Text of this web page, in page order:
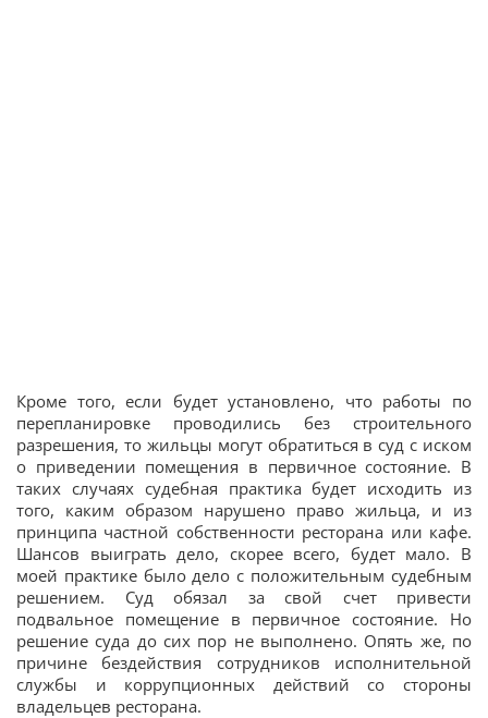
Кроме того, если будет установлено, что работы по
перепланировке проводились без строительного
разрешения, то жильцы могут обратиться в суд с иском
о приведении помещения в первичное состояние. В
таких случаях судебная практика будет исходить из
того, каким образом нарушено право жильца, и из
принципа частной собственности ресторана или кафе.
Шансов выиграть дело, скорее всего, будет мало. В
моей практике было дело с положительным судебным
решением. Суд обязал за свой счет привести
подвальное помещение в первичное состояние. Но
решение суда до сих пор не выполнено. Опять же, по
причине бездействия сотрудников исполнительной
службы и коррупционных действий со стороны
владельцев ресторана.